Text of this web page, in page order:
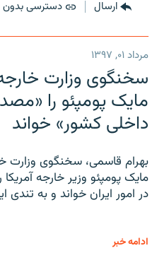
ارسال دسترسی بدون
مرداد ۰۱, ۱۳۹۷
سخنگوی وزارت
مایک پومپئو را
داخلی کشور» خواند
بهرام قاسمی، سخنگوی وزارت
مایک پومپئو وزیر خارجه
در امور ایران خواند و به
ادامه خبر